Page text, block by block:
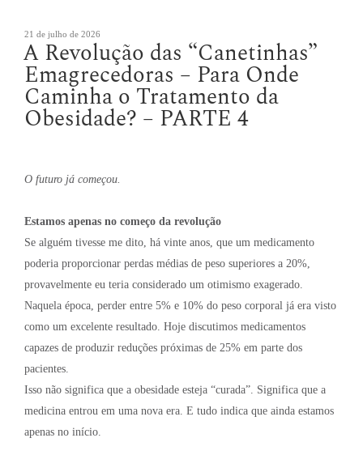
Publicado
em
21 de julho de 2026
A Revolução das “Canetinhas”
Emagrecedoras – Para Onde
Caminha o Tratamento da
Obesidade? – PARTE 4
O futuro já começou.
Estamos apenas no começo da revolução
Se alguém tivesse me dito, há vinte anos, que um medicamento
poderia proporcionar perdas médias de peso superiores a 20%,
provavelmente eu teria considerado um otimismo exagerado.
Naquela época, perder entre 5% e 10% do peso corporal já era visto
como um excelente resultado. Hoje discutimos medicamentos
capazes de produzir reduções próximas de 25% em parte dos
pacientes.
Isso não significa que a obesidade esteja “curada”. Significa que a
medicina entrou em uma nova era. E tudo indica que ainda estamos
apenas no início.